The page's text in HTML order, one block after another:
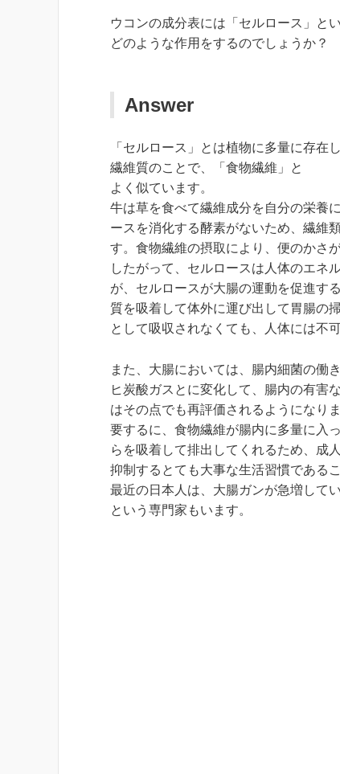
ウコンの成分表には「セルロース」と
どのような作用をするのでしょうか？
Answer
「セルロース」とは植物に多量に存在
繊維質のことで、「食物繊維」と
よく似ています。
牛は草を食べて繊維成分を自分の栄養
ースを消化する酵素がないため、繊維
す。食物繊維の摂取により、便のかさ
したがって、セルロースは人体のエネ
が、セルロースが大腸の運動を促進す
質を吸着して体外に運び出して胃腸の
として吸収されなくても、人体には不
また、大腸においては、腸内細菌の働
ヒ炭酸ガスとに変化して、腸内の有害
はその点でも再評価されるようになりま
要するに、食物繊維が腸内に多量に入
らを吸着して排出してくれるため、成
抑制するとても大事な生活習慣である
最近の日本人は、大腸ガンが急増して
という専門家もいます。